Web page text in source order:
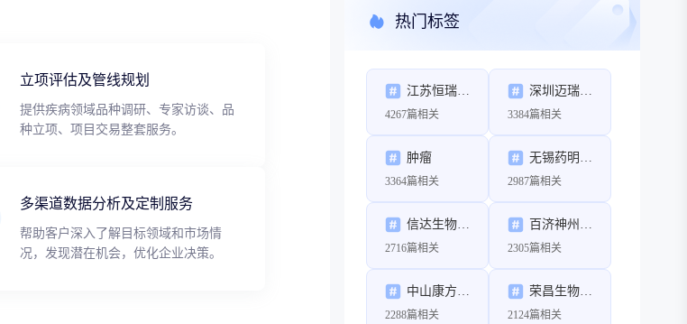
立项评估及管线规划
提供疾病领域品种调研、专家访谈、品
种立项、项目交易整套服务。
多渠道数据分析及定制服务
帮助客户深入了解目标领域和市场情
况，发现潜在机会，优化企业决策。
热门标签
江苏恒瑞医药股份有限公司
4267篇相关
深圳迈瑞生物医疗电子股份有限公司
3384篇相关
肿瘤
3364篇相关
无锡药明康德新药开发股份有限公司
2987篇相关
信达生物制药（苏州）有限公司
2716篇相关
百济神州（北京）生物科技有限公司
2305篇相关
中山康方生物医药有限公司
2288篇相关
荣昌生物制药（烟台）股份有限公司
2124篇相关